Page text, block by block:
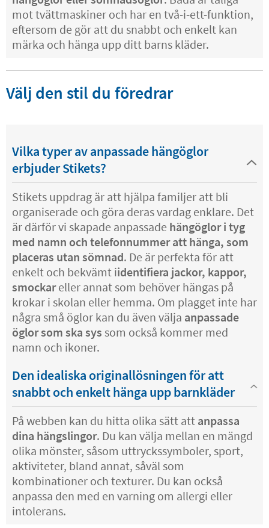
mot tvättmaskiner och har en två-i-ett-funktion,
eftersom de gör att du snabbt och enkelt kan
märka och hänga upp ditt barns kläder.
Välj den stil du föredrar
Vilka typer av anpassade hängöglor
erbjuder Stikets?
Stikets uppdrag är att hjälpa familjer att bli
organiserade och göra deras vardag enklare. Det
är därför vi skapade anpassade hängöglor i tyg
med namn och telefonnummer att hänga, som
placeras utan sömnad. De är perfekta för att
enkelt och bekvämt iidentifiera jackor, kappor,
smockareller annat som behöver hängas på
krokar i skolan eller hemma. Om plagget inte har
några små öglor kan du även välja anpassade
öglor som ska sys som också kommer med
namn och ikoner.
Den idealiska originallösningen för att
snabbt och enkelt hänga upp barnkläder
På webben kan du hitta olika sätt att anpassa
dina hängslingor. Du kan välja mellan en mängd
olika mönster, såsom uttryckssymboler, sport,
aktiviteter, bland annat, såväl som
kombinationer och texturer. Du kan också
anpassa den med en varning om allergi eller
intolerans.